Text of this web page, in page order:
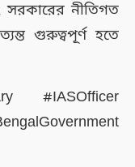
সরকারের নীতিগত
গুরুত্বপূর্ণ হতে
#IASOfficer